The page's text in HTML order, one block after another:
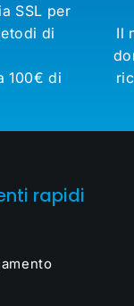
SSL per
di
100€ di
Il
rapidi